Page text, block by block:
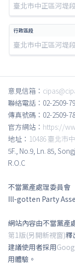
臺北市中正區河堤
臺北市中正區河堤
意見信箱：
聯絡電話：02-2509-
傳真號碼：02-2509-
官方網站： https://
地址： 10486 臺北市
5F., No.9, Ln. 85,
R.O.C
不當黨產處理委員會
Ill-gotten Party
網站內容由不當黨產
第1版(另開新視窗)釋
建議使用者採用
用體驗。